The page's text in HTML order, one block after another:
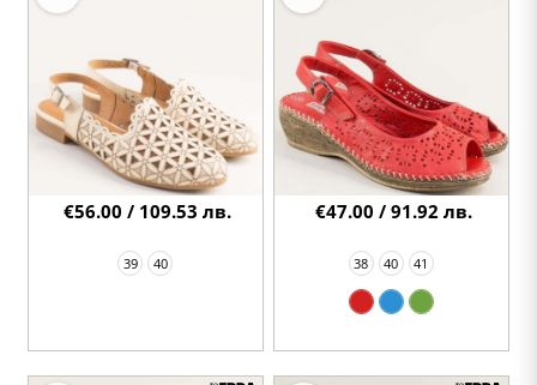
39 40
€56.00 / 109.53 лв.
38 40 41
€47.00 / 91.92 лв.